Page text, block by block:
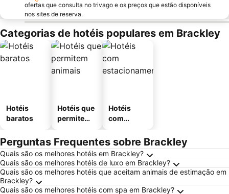
ofertas que consulta no trivago e os preços que estão disponíveis
nos sites de reserva.
Categorias de hotéis populares em Brackley
Hotéis
baratos
Hotéis que
permitem
Hotéis
com
mento
Perguntas Frequentes sobre Brackley
Quais são os melhores hotéis em Brackley?
Quais são os melhores hotéis de luxo em Brackley?
Quais são os melhores hotéis que aceitam animais de estimação em
Brackley?
Quais são os melhores hotéis com spa em Brackley?